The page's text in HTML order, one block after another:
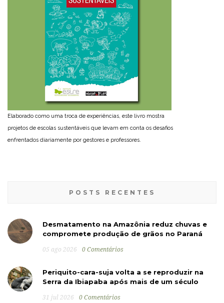
Elaborado como uma troca de experiências, este livro mostra
projetos de escolas sustentáveis que levam em conta os desafios
enfrentados diariamente por gestores e professores.
POSTS RECENTES
Desmatamento na Amazônia reduz chuvas e
compromete produção de grãos no Paraná
05 ago 2026 0 Comentários
Periquito-cara-suja volta a se reproduzir na
Serra da Ibiapaba após mais de um século
31 jul 2026 0 Comentários